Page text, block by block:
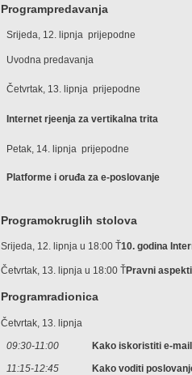
Programpredavanja
Srijeda, 12. lipnja  prijepodne
Uvodna predavanja
Četvrtak, 13. lipnja  prijepodne
Internet rjeenja za vertikalna trita
Petak, 14. lipnja  prijepodne
Platforme i oruđa za e-poslovanje
Programokruglih stolova
Srijeda, 12. lipnja u 18:00 Ť10. godina
Četvrtak, 13. lipnja u 18:00 ŤPravni
Programradionica
Četvrtak, 13. lipnja
09:30-11:00
Kako iskoristiti e-
11:15-12:45
Kako voditi